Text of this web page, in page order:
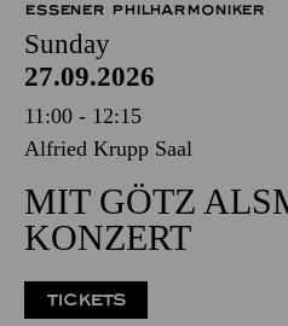
ESSENER PHILHARMONIKER
Sunday
27.09.2026
11:00 - 12:15
Alfried Krupp Saal
MIT GÖTZ
KONZERT
TICKETS